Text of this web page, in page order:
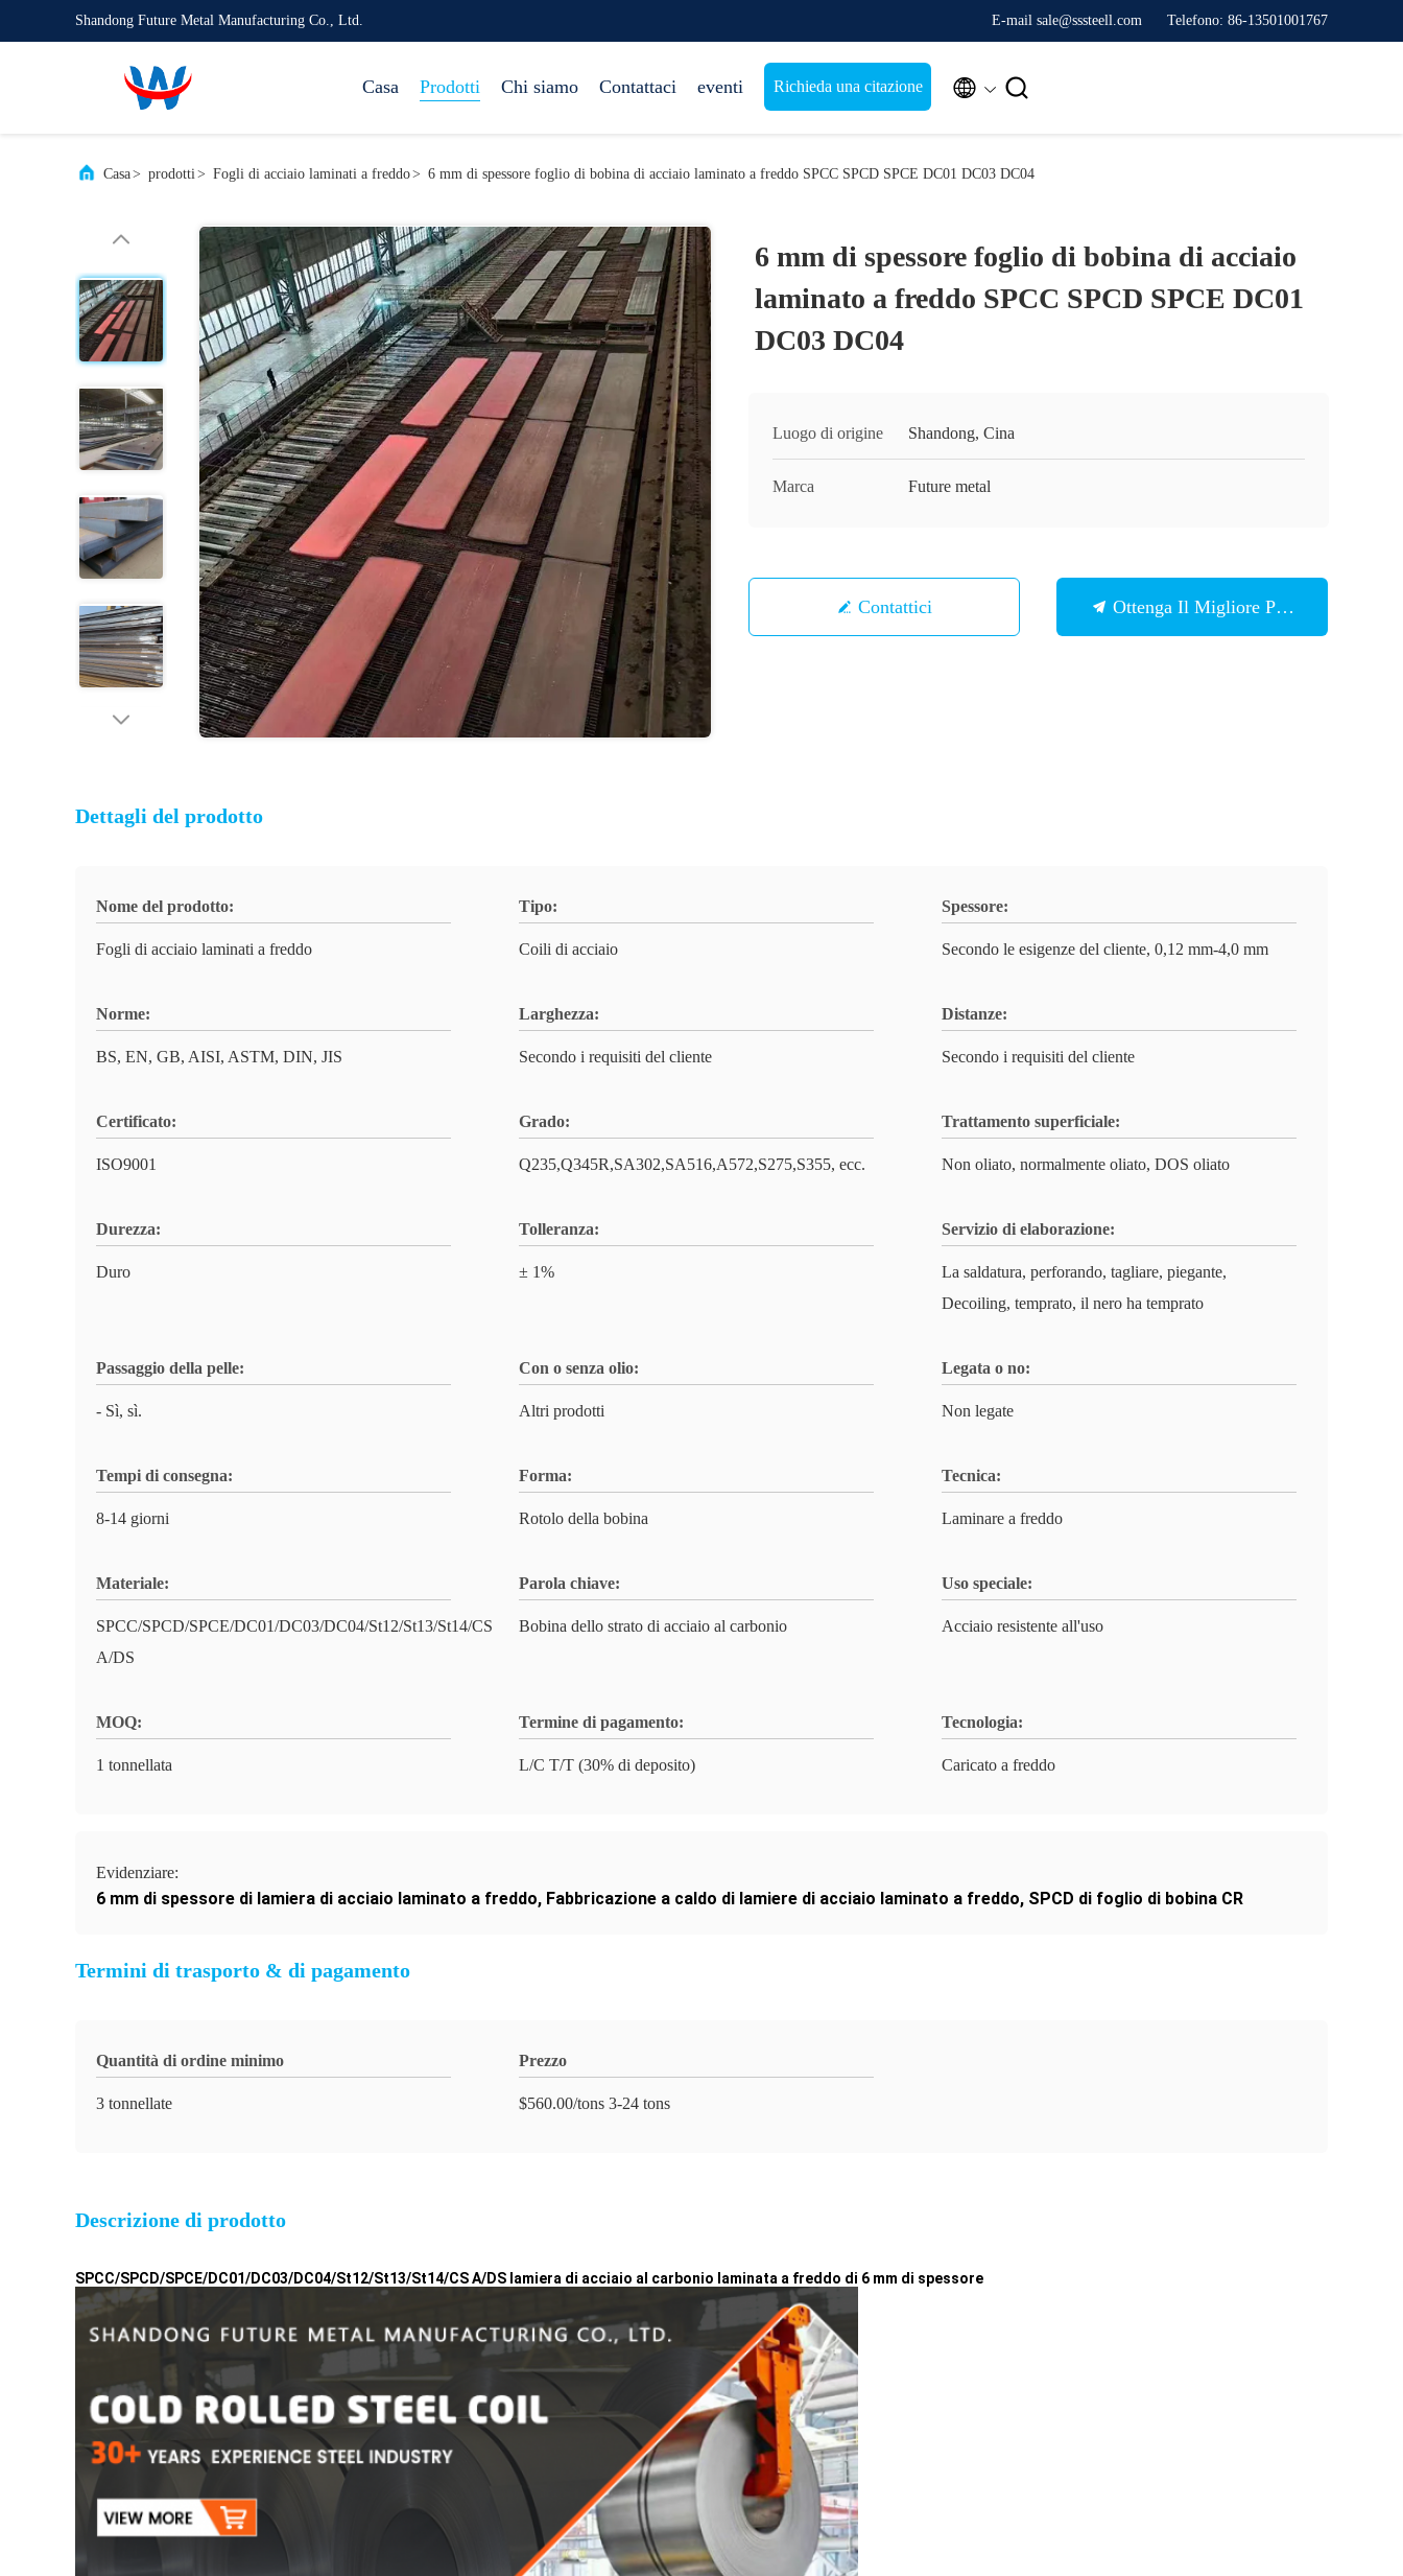
Shandong Future Metal Manufacturing Co., Ltd. E-mail sale@sssteell.com Telefono: 86-13501001767
Casa Prodotti Chi siamo Contattaci eventi Richieda una citazione  
Casa> prodotti> Fogli di acciaio laminati a freddo> 6 mm di spessore foglio di bobina di acciaio laminato a freddo SPCC SPCD SPCE DC01 DC03 DC04
6 mm di spessore foglio di bobina di acciaio
laminato a freddo SPCC SPCD SPCE DC01
DC03 DC04
Luogo di origine Shandong, Cina
Marca Future metal
Contattici Ottenga Il Migliore Prezzo
Dettagli del prodotto
Nome del prodotto:
Fogli di acciaio laminati a freddo
Tipo:
Coili di acciaio
Spessore:
Secondo le esigenze del cliente, 0,12 mm-4,0 mm
Norme:
BS, EN, GB, AISI, ASTM, DIN, JIS
Larghezza:
Secondo i requisiti del cliente
Distanze:
Secondo i requisiti del cliente
Certificato:
ISO9001
Grado:
Q235,Q345R,SA302,SA516,A572,S275,S355, ecc.
Trattamento superficiale:
Non oliato, normalmente oliato, DOS oliato
Durezza:
Duro
Tolleranza:
± 1%
Servizio di elaborazione:
La saldatura, perforando, tagliare, piegante,
Decoiling, temprato, il nero ha temprato
Passaggio della pelle:
- Sì, sì.
Con o senza olio:
Altri prodotti
Legata o no:
Non legate
Tempi di consegna:
8-14 giorni
Forma:
Rotolo della bobina
Tecnica:
Laminare a freddo
Materiale:
SPCC/SPCD/SPCE/DC01/DC03/DC04/St12/St13/St14/CS
A/DS
Parola chiave:
Bobina dello strato di acciaio al carbonio
Uso speciale:
Acciaio resistente all'uso
MOQ:
1 tonnellata
Termine di pagamento:
L/C T/T (30% di deposito)
Tecnologia:
Caricato a freddo
Evidenziare:
6 mm di spessore di lamiera di acciaio laminato a freddo, Fabbricazione a caldo di lamiere di acciaio laminato a freddo, SPCD di foglio di bobina CR
Termini di trasporto & di pagamento
Quantità di ordine minimo
3 tonnellate
Prezzo
$560.00/tons 3-24 tons
Descrizione di prodotto
SPCC/SPCD/SPCE/DC01/DC03/DC04/St12/St13/St14/CS A/DS lamiera di acciaio al carbonio laminata a freddo di 6 mm di spessore